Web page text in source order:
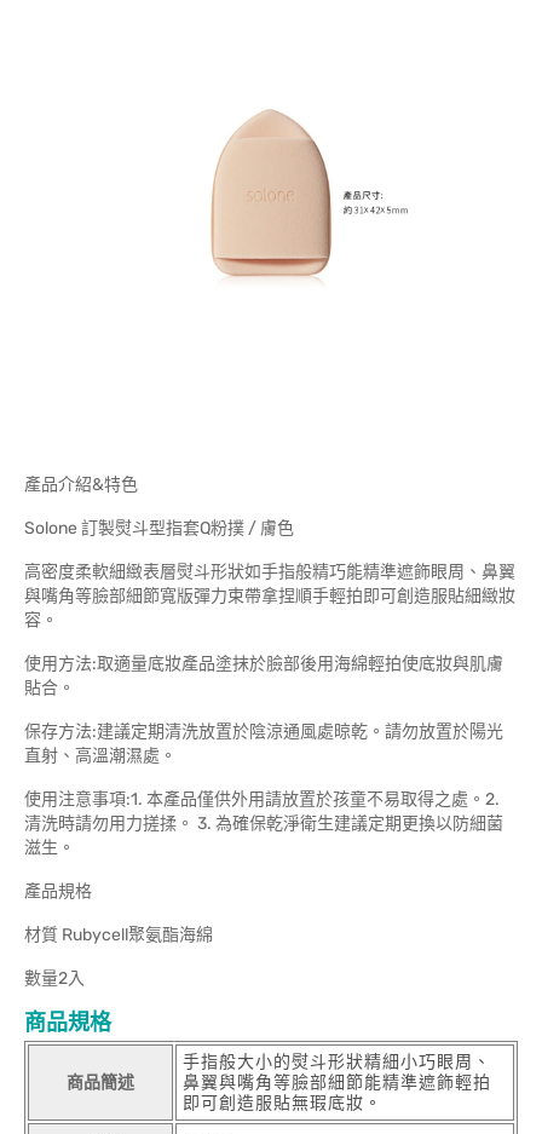
產品介紹&特色
Solone 訂製熨斗型指套Q粉撲 / 膚色
高密度柔軟細緻表層熨斗形狀如手指般精巧能精準遮飾眼周、鼻翼
與嘴角等臉部細節寬版彈力束帶拿捏順手輕拍即可創造服貼細緻妝
容。
使用方法:取適量底妝產品塗抹於臉部後用海綿輕拍使底妝與肌膚
貼合。
保存方法:建議定期清洗放置於陰涼通風處晾乾。請勿放置於陽光
直射、高溫潮濕處。
使用注意事項:1. 本產品僅供外用請放置於孩童不易取得之處。2.
清洗時請勿用力搓揉。 3. 為確保乾淨衛生建議定期更換以防細菌
滋生。
產品規格
材質 Rubycell聚氨酯海綿
數量2入
商品規格
商品簡述
手指般大小的熨斗形狀精細小巧眼周、
鼻翼與嘴角等臉部細節能精準遮飾輕拍
即可創造服貼無瑕底妝。